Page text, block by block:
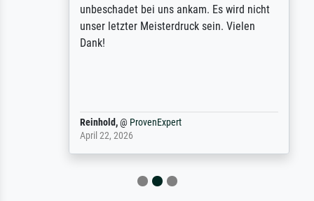
unbeschadet bei uns ankam. Es wird nicht
unser letzter Meisterdruck sein. Vielen
Dank!
Reinhold,@ProvenExpert
April 22, 2026